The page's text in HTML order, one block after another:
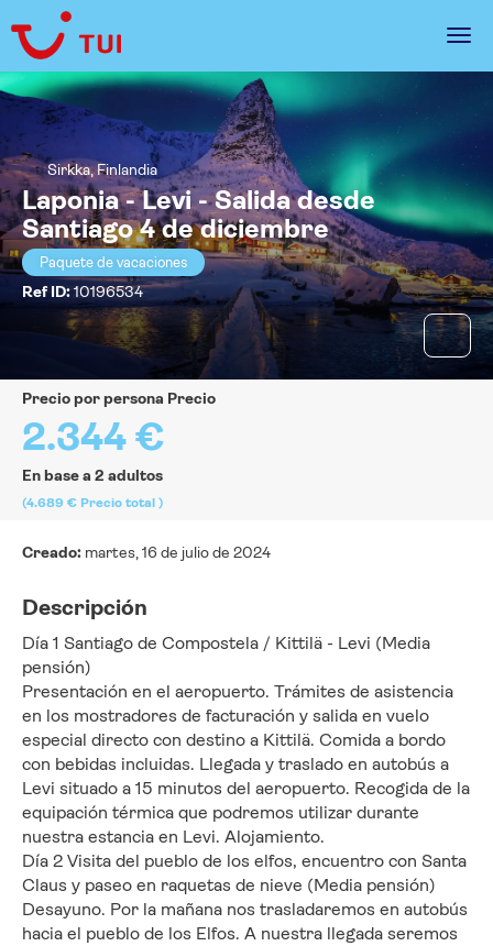
Sirkka, Finlandia
Laponia - Levi - Salida desde
Santiago 4 de diciembre
Paquete de vacaciones
Ref ID:10196534
precio por persona Precio
2.344 €
En base a 2 adultos
(4.689 € Precio total )
Creado: martes, 16 de julio de 2024
Descripción
Día 1 Santiago de Compostela / Kittilä - Levi (Media
pensión)
Presentación en el aeropuerto. Trámites de asistencia
en los mostradores de facturación y salida en vuelo
especial directo con destino a Kittilä. Comida a bordo
con bebidas incluidas. Llegada y traslado en autobús a
Levi situado a 15 minutos del aeropuerto. Recogida de la
equipación térmica que podremos utilizar durante
nuestra estancia en Levi. Alojamiento.
Día 2 Visita del pueblo de los elfos, encuentro con Santa
Claus y paseo en raquetas de nieve (Media pensión)
Desayuno. Por la mañana nos trasladaremos en autobús
hacia el pueblo de los Elfos. A nuestra llegada seremos